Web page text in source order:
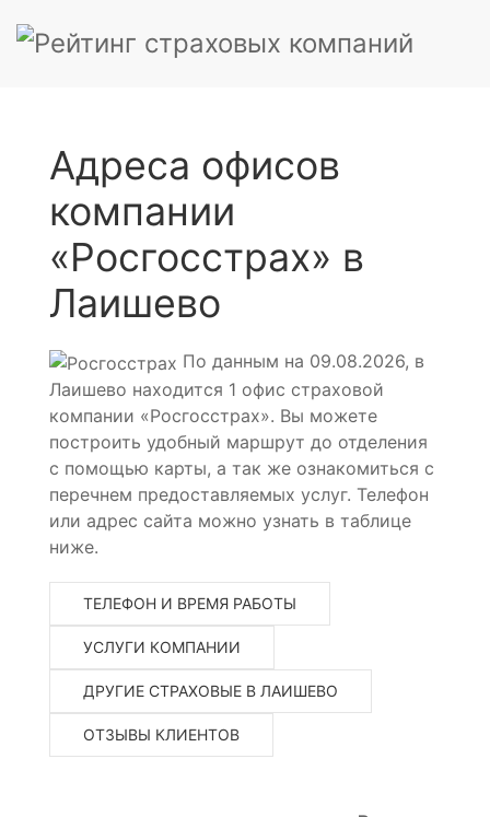
Адреса офисов
компании
«Росгосстрах» в
Лаишево
По данным на 09.08.2026, в
Лаишево находится 1 офис страховой
компании «Росгосстрах». Вы можете
построить удобный маршрут до отделения
с помощью карты, а так же ознакомиться с
перечнем предоставляемых услуг. Телефон
или адрес сайта можно узнать в таблице
ниже.
ТЕЛЕФОН И ВРЕМЯ РАБОТЫ
УСЛУГИ КОМПАНИИ
ДРУГИЕ СТРАХОВЫЕ В ЛАИШЕВО
ОТЗЫВЫ КЛИЕНТОВ